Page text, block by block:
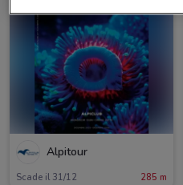
Alpitour
Scade il 31/12 285 m